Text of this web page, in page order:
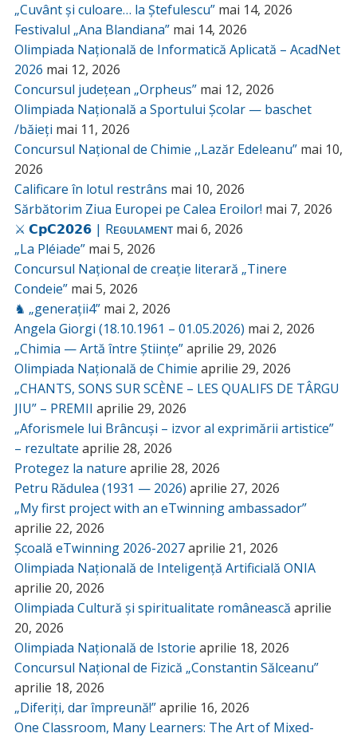
„Cuvânt și culoare… la Ștefulescu” mai 14, 2026
Festivalul „Ana Blandiana” mai 14, 2026
Olimpiada Națională de Informatică Aplicată – AcadNet
2026 mai 12, 2026
Concursul județean „Orpheus” mai 12, 2026
Olimpiada Națională a Sportului Școlar — baschet
/băieți mai 11, 2026
Concursul Național de Chimie ,,Lazăr Edeleanu” mai 10,
2026
Calificare în lotul restrâns mai 10, 2026
Sărbătorim Ziua Europei pe Calea Eroilor! mai 7, 2026
⚔️ 𝗖𝗽𝗖𝟮𝟬𝟮𝟲 | Rᴇɢᴜʟᴀᴍᴇɴᴛ mai 6, 2026
„La Pléiade” mai 5, 2026
Concursul Național de creație literară „Tinere
Condeie” mai 5, 2026
♞ „generații4” mai 2, 2026
Angela Giorgi (18.10.1961 – 01.05.2026) mai 2, 2026
„Chimia — Artă între Științe”aprilie 29, 2026
Olimpiada Națională de Chimie aprilie 29, 2026
„CHANTS, SONS SUR SCÈNE – LES QUALIFS DE TÂRGU
JIU” – PREMII aprilie 29, 2026
„Aforismele lui Brâncuși – izvor al exprimării artistice”
– rezultate aprilie 28, 2026
Protegez la nature aprilie 28, 2026
Petru Rădulea (1931 — 2026) aprilie 27, 2026
„My first project with an eTwinning ambassador”
aprilie 22, 2026
Școală eTwinning 2026-2027aprilie 21, 2026
Olimpiada Națională de Inteligență Artificială ONIA
aprilie 20, 2026
Olimpiada Cultură și spiritualitate românească aprilie
20, 2026
Olimpiada Națională de Istorie aprilie 18, 2026
Concursul Național de Fizică „Constantin Sălceanu”
aprilie 18, 2026
„Diferiți, dar împreună!”aprilie 16, 2026
One Classroom, Many Learners: The Art of Mixed-